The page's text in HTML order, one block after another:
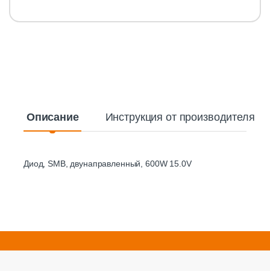
Описание Инструкция от производителя
Диод, SMB, двунаправленный, 600W 15.0V